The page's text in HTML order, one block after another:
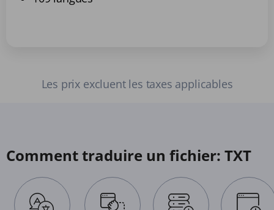
Les prix excluent les taxes applicables
Comment traduire un fichier: TXT